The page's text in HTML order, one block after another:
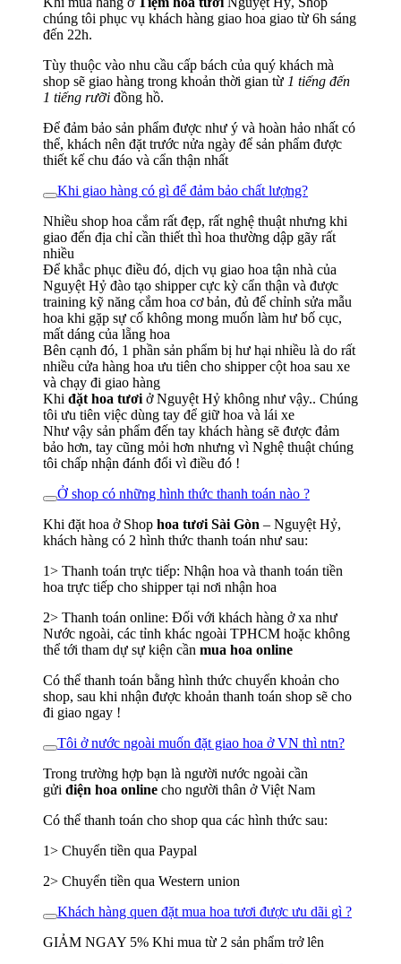
chúng tôi phục vụ khách hàng giao hoa giao từ 6h sáng
đến 22h.
Tùy thuộc vào nhu cầu cấp bách của quý khách mà
shop sẽ giao hàng trong khoản thời gian từ 1 tiếng đến
1 tiếng rưỡi đồng hồ.
Để đảm bảo sản phẩm được như ý và hoàn hảo nhất có
thể, khách nên đặt trước nửa ngày để sản phẩm được
thiết kế chu đáo và cẩn thận nhất
Khi giao hàng có gì để đảm bảo chất lượng?
Nhiều shop hoa cắm rất đẹp, rất nghệ thuật nhưng khi
giao đến địa chỉ cần thiết thì hoa thường dập gãy rất
nhiều
Để khắc phục điều đó, dịch vụ giao hoa tận nhà của
Nguyệt Hỷ đào tạo shipper cực kỳ cẩn thận và được
training kỹ năng cắm hoa cơ bản, đủ để chỉnh sửa mẫu
hoa khi gặp sự cố không mong muốn làm hư bố cục,
mất dáng của lẵng hoa
Bên cạnh đó, 1 phần sản phẩm bị hư hại nhiều là do rất
nhiều cửa hàng hoa ưu tiên cho shipper cột hoa sau xe
và chạy đi giao hàng
Khi đặt hoa tươi ở Nguyệt Hỷ không như vậy.. Chúng
tôi ưu tiên việc dùng tay để giữ hoa và lái xe
Như vậy sản phẩm đến tay khách hàng sẽ được đảm
bảo hơn, tay cũng mỏi hơn nhưng vì Nghệ thuật chúng
tôi chấp nhận đánh đổi vì điều đó !
Ở shop có những hình thức thanh toán nào ?
Khi đặt hoa ở Shop hoa tươi Sài Gòn – Nguyệt Hỷ,
khách hàng có 2 hình thức thanh toán như sau:
1> Thanh toán trực tiếp: Nhận hoa và thanh toán tiền
hoa trực tiếp cho shipper tại nơi nhận hoa
2> Thanh toán online: Đối với khách hàng ở xa như
Nước ngoài, các tỉnh khác ngoài TPHCM hoặc không
thể tới tham dự sự kiện cần mua hoa online
Có thể thanh toán bằng hình thức chuyển khoản cho
shop, sau khi nhận được khoản thanh toán shop sẽ cho
đi giao ngay !
Tôi ở nước ngoài muốn đặt giao hoa ở VN thì ntn?
Trong trường hợp bạn là người nước ngoài cần
gửi điện hoa online cho người thân ở Việt Nam
Có thể thanh toán cho shop qua các hình thức sau:
1> Chuyển tiền qua Paypal
2> Chuyển tiền qua Western union
Khách hàng quen đặt mua hoa tươi được ưu dãi gì ?
GIẢM NGAY 5% Khi mua từ 2 sản phẩm trở lên